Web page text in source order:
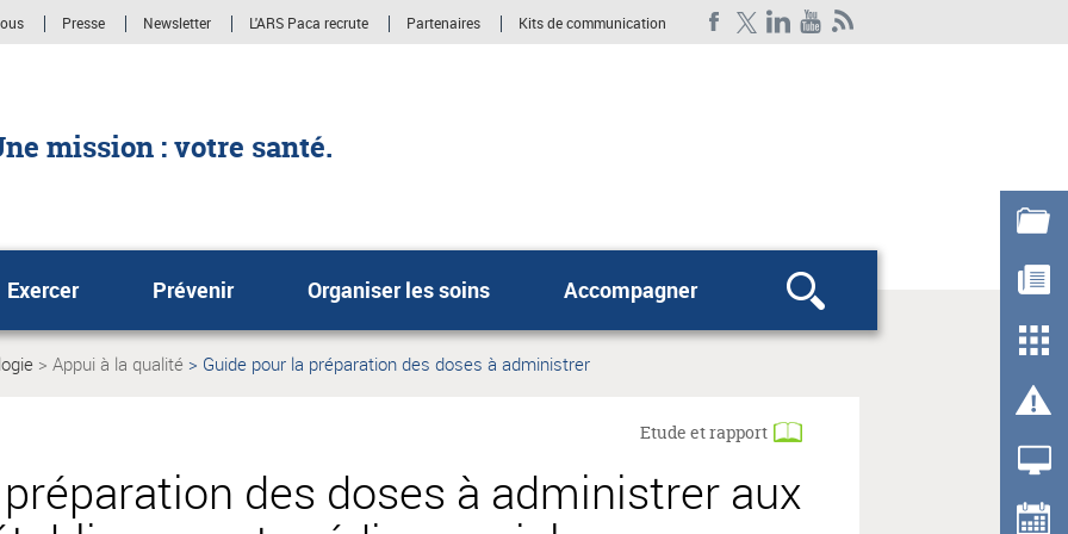
Presse Newsletter L'ARS Paca recrute Partenaires Kits de communication
mission : votre santé.
Exercer Prévenir Organiser les soins Accompagner Rechercher
Appui à la qualité
Guide pour la préparation des doses à administrer
des doses à administrer aux
Etude et rapport